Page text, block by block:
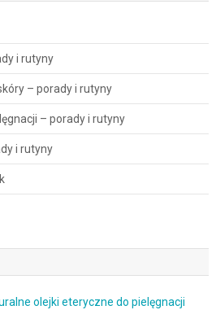
i rutyny
– porady i rutyny
– porady i rutyny
i rutyny
olejki eteryczne do pielęgnacji